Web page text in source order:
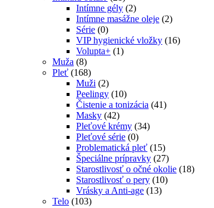
Intímne gély (2)
Intímne masážne oleje (2)
Série (0)
VIP hygienické vložky (16)
Volupta+ (1)
Muža (8)
Pleť (168)
Muži (2)
Peelingy (10)
Čistenie a tonizácia (41)
Masky (42)
Pleťové krémy (34)
Pleťové série (0)
Problematická pleť (15)
Špeciálne prípravky (27)
Starostlivosť o očné okolie (18)
Starostlivosť o pery (10)
Vrásky a Anti-age (13)
Telo (103)